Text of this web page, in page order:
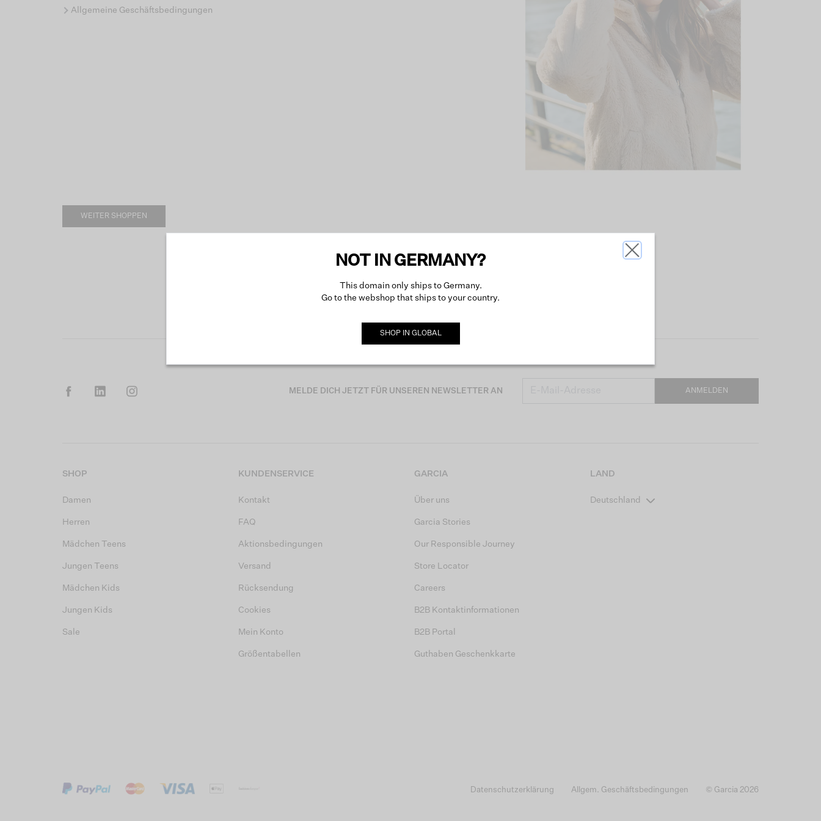
Allgemeine Geschäftsbedingungen
WEITER SHOPPEN
MELDE DICH JETZT FÜR UNSEREN NEWSLETTER AN ANMELDEN
SHOP
Damen
Herren
Mädchen Teens
Jungen Teens
Mädchen Kids
Jungen Kids
Sale
KUNDENSERVICE
Kontakt
FAQ
Aktionsbedingungen
Versand
Rücksendung
Cookies
Mein Konto
Größentabellen
GARCIA
Über uns
Garcia Stories
Our Responsible Journey
Store Locator
Careers
B2B Kontaktinformationen
B2B Portal
Guthaben Geschenkkarte
LAND
Deutschland
Datenschutzerklärung Allgem. Geschäftsbedingungen © Garcia 2026
NOT IN GERMANY?
This domain only ships to Germany.
Go to the webshop that ships to your country.
SHOP IN GLOBAL